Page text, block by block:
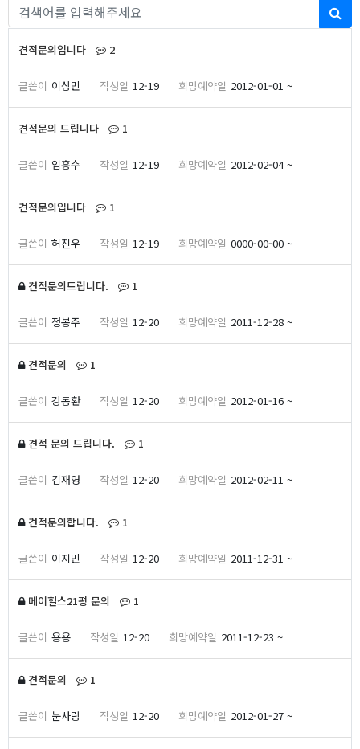
게시물 검색
견적문의입니다 댓글 2개
이상민 12-19 2012-01-01 ~
견적문의 드립니다 댓글 1
임흥수 12-19 2012-02-04 ~
견적문의입니다 댓글 1
허진우 12-19 0000-00-00 ~
견적문의드립니다. 댓글 1
정봉주 12-20 2011-12-28 ~
견적문의 댓글 1
강동환 12-20 2012-01-16 ~
견적 문의 드립니다. 댓글 1
김재영 12-20 2012-02-11 ~
견적문의합니다. 댓글 1
이지민 12-20 2011-12-31 ~
메이힐스21평 문의 댓글 1
용용 12-20 2011-12-23 ~
견적문의 댓글 1
눈사랑 12-20 2012-01-27 ~